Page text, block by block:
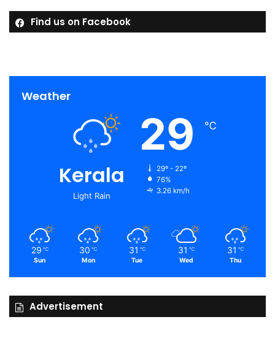
Find us on Facebook
Weather
Kerala
Light Rain
29 ℃
29º - 22º
76%
3.26 km/h
29 ℃
Sun
30 ℃
Mon
31 ℃
Tue
31 ℃
Wed
31 ℃
Thu
Advertisement